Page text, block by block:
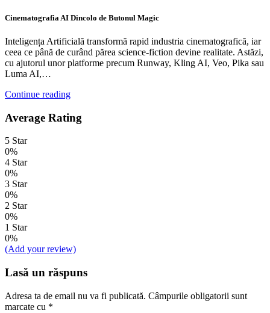
Cinematografia AI Dincolo de Butonul Magic
Inteligența Artificială transformă rapid industria cinematografică, iar
ceea ce până de curând părea science-fiction devine realitate. Astăzi,
cu ajutorul unor platforme precum Runway, Kling AI, Veo, Pika sau
Luma AI,…
Continue reading
Average Rating
5 Star
0%
4 Star
0%
3 Star
0%
2 Star
0%
1 Star
0%
(Add your review)
Lasă un răspuns
Adresa ta de email nu va fi publicată. Câmpurile obligatorii sunt
marcate cu *